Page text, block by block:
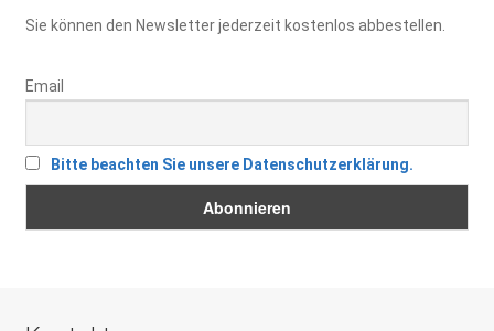
Sie können den Newsletter jederzeit kostenlos abbestellen.
Email
Bitte beachten Sie unsere Datenschutzerklärung.